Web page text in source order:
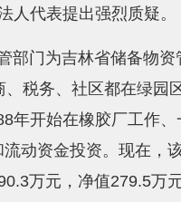
人代表提出强烈质疑。
部门为吉林省储备物
税务、社区都在绿园
年开始在橡胶厂工作
动资金投资。现在，
万元，净值279.5万